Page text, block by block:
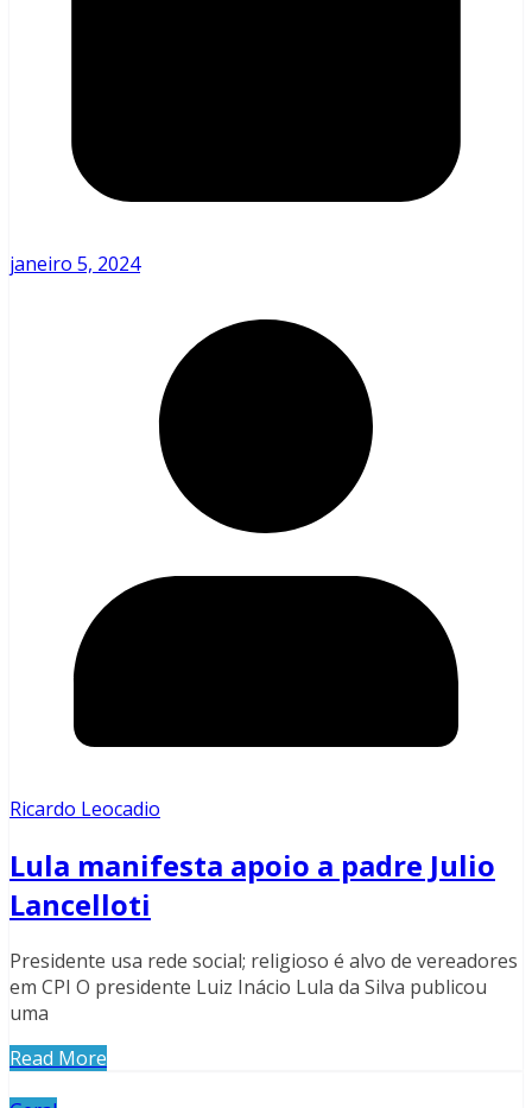
janeiro 5, 2024
Ricardo Leocadio
Lula manifesta apoio a padre Julio
Lancelloti
Presidente usa rede social; religioso é alvo de vereadores
em CPI O presidente Luiz Inácio Lula da Silva publicou
uma
Read More